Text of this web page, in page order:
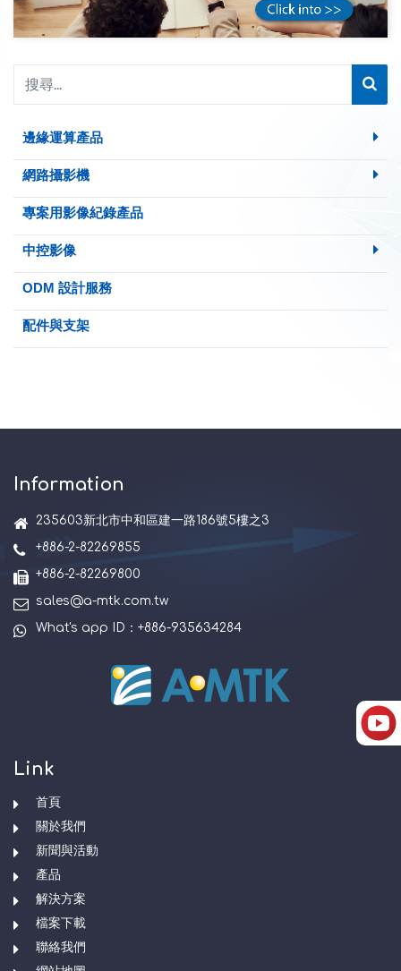
邊緣運算產品
網路攝影機
專案用影像紀錄產品
中控影像
ODM 設計服務
配件與支架
Information
235603新北市中和區建一路186號5樓之3
+886-2-82269855
+886-2-82269800
sales@a-mtk.com.tw
What's app ID：+886-935634284
Link
首頁
關於我們
新聞與活動
產品
解決方案
檔案下載
聯絡我們